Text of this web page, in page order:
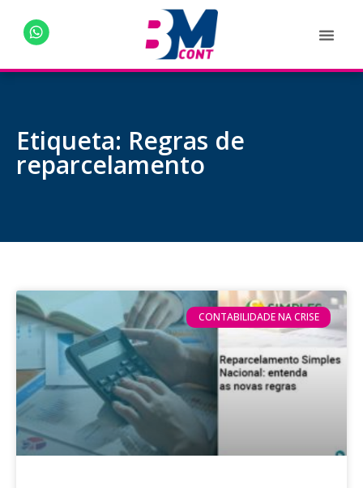
Etiqueta: Regras de
reparcelamento
CONTABILIDADE NA CRISE